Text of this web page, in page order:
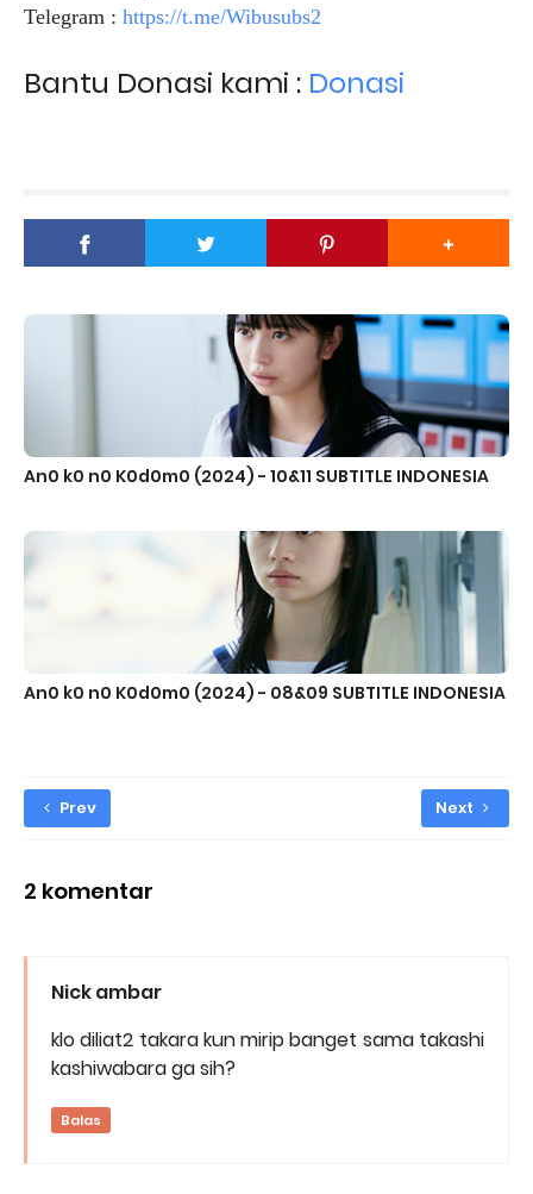
Telegram : https://t.me/Wibusubs2
Bantu Donasi kami : Donasi
An0 k0 n0 K0d0m0 (2024) - 10&11 SUBTITLE INDONESIA
An0 k0 n0 K0d0m0 (2024) - 08&09 SUBTITLE INDONESIA
Prev Next
2 komentar
Nick ambar
klo diliat2 takara kun mirip banget sama takashi
kashiwabara ga sih?
Balas